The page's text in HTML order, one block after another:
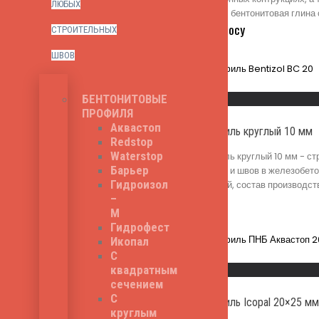
ЛЮБЫХ
СТРОИТЕЛЬНЫХ
ШВОВ
БЕНТОНИТОВЫЕ
ПРОФИЛЯ
Аквастоп
Redstop
Waterstop
Барьер
Гидроизол
–
М
Гидрофест
Икопал
С
квадратным
сечением
С
круглым
производства шнура - бентонитовая
Цена по запросу
Быстрый просмотр
Бентонитовый профиль круглый 10 мм
Бентонитовый профиль круглый 10 мм -
строительных трещин и швов в
данного шнура - серый, состав
Быстрый просмотр
Бентонитовый профиль Icopal 20×25